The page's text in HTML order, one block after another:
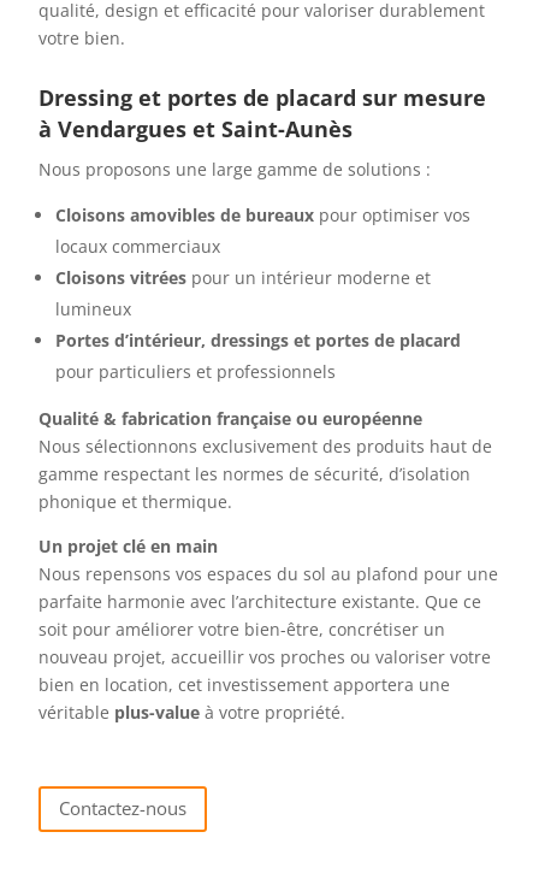
qualité, design et efficacité pour valoriser durablement
votre bien.
Dressing et portes de placard sur mesure
à Vendargues et Saint-Aunès
Nous proposons une large gamme de solutions :
Cloisons amovibles de bureaux pour optimiser vos
locaux commerciaux
Cloisons vitrées pour un intérieur moderne et
lumineux
Portes d’intérieur, dressings et portes de placard
pour particuliers et professionnels
Qualité & fabrication française ou européenne
Nous sélectionnons exclusivement des produits haut de
gamme respectant les normes de sécurité, d’isolation
phonique et thermique.
Un projet clé en main
Nous repensons vos espaces du sol au plafond pour une
parfaite harmonie avec l’architecture existante. Que ce
soit pour améliorer votre bien-être, concrétiser un
nouveau projet, accueillir vos proches ou valoriser votre
bien en location, cet investissement apportera une
véritable plus-value à votre propriété.
Contactez-nous